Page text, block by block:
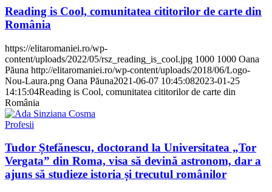
Reading is Cool, comunitatea cititorilor de carte din
România
https://elitaromaniei.ro/wp-
content/uploads/2022/05/rsz_reading_is_cool.jpg 1000 1000 Oana
Păuna http://elitaromaniei.ro/wp-content/uploads/2018/06/Logo-
Nou-Laura.png Oana Păuna2021-06-07 10:45:082023-01-25
14:15:04Reading is Cool, comunitatea cititorilor de carte din
România
Profesii
Tudor Ștefănescu, doctorand la Universitatea „Tor
Vergata” din Roma, visa să devină astronom, dar a
ajuns să studieze istoria și trecutul românilor